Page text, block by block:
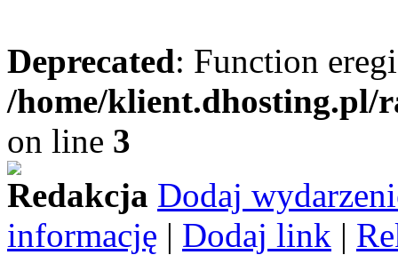
Deprecated: Function
/home/
on line 3
Redakcja Dodaj
informację | Dodaj link |